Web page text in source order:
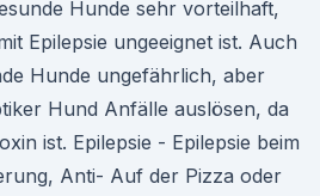
Hunde sehr vorteilhaft,
Epilepsie ungeeignet ist. Auch
Hunde ungefährlich, aber
Hund Anfälle auslösen, da
ist. Epilepsie - Epilepsie beim
Anti- Auf der Pizza oder